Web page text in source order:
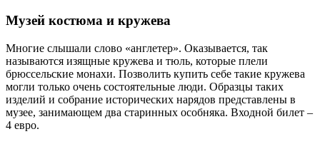
Музей костюма и кружева
Многие слышали слово «англетер». Оказывается, так
называются изящные кружева и тюль, которые плели
брюссельские монахи. Позволить купить себе такие кружева
могли только очень состоятельные люди. Образцы таких
изделий и собрание исторических нарядов представлены в
музее, занимающем два старинных особняка. Входной билет –
4 евро.